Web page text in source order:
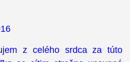
z celého srdca za túto